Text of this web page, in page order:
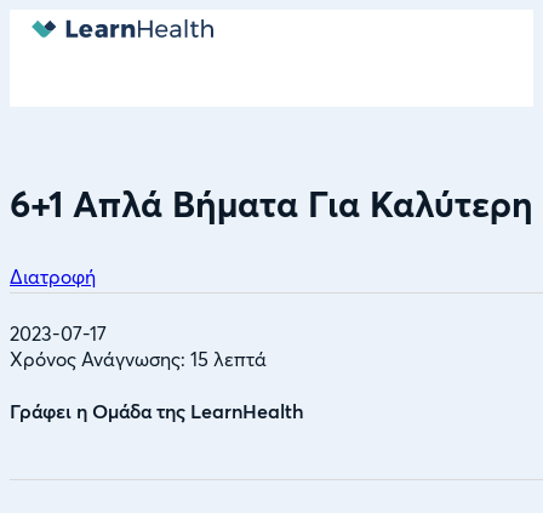
6+1 Απλά Βήματα Για
Διατροφή
2023-07-17
Χρόνος Ανάγνωσης: 15 λεπτά
Γράφει η Ομάδα της LearnHealth